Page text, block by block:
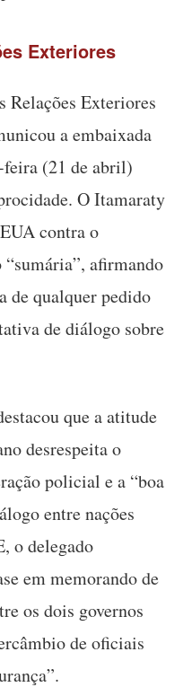
Exteriores
Relações Exteriores
a embaixada
(21 de abril)
O Itamaraty
contra o
afirmando
de qualquer pedido
de diálogo sobre
que a atitude
desrespeita o
policial e a “boa
entre nações
o delegado
em memorando de
os dois governos
de oficiais